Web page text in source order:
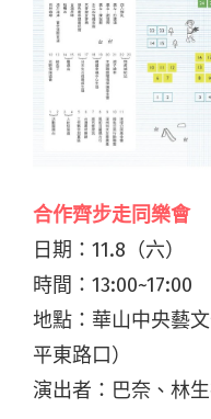
合作齊步走同樂會
日期：11.8（六）
時間：13:00~17:00
地點：華山中央藝
平東路口）
演出者：巴奈、林